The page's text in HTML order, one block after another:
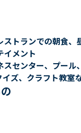
トランでの朝食、
イメント
センター、プール
ズ、クラフト教室な